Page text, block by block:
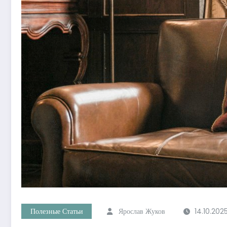
Полезные Статьи Ярослав Жуков